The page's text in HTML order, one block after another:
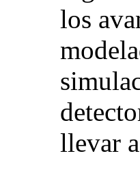
los
llevar